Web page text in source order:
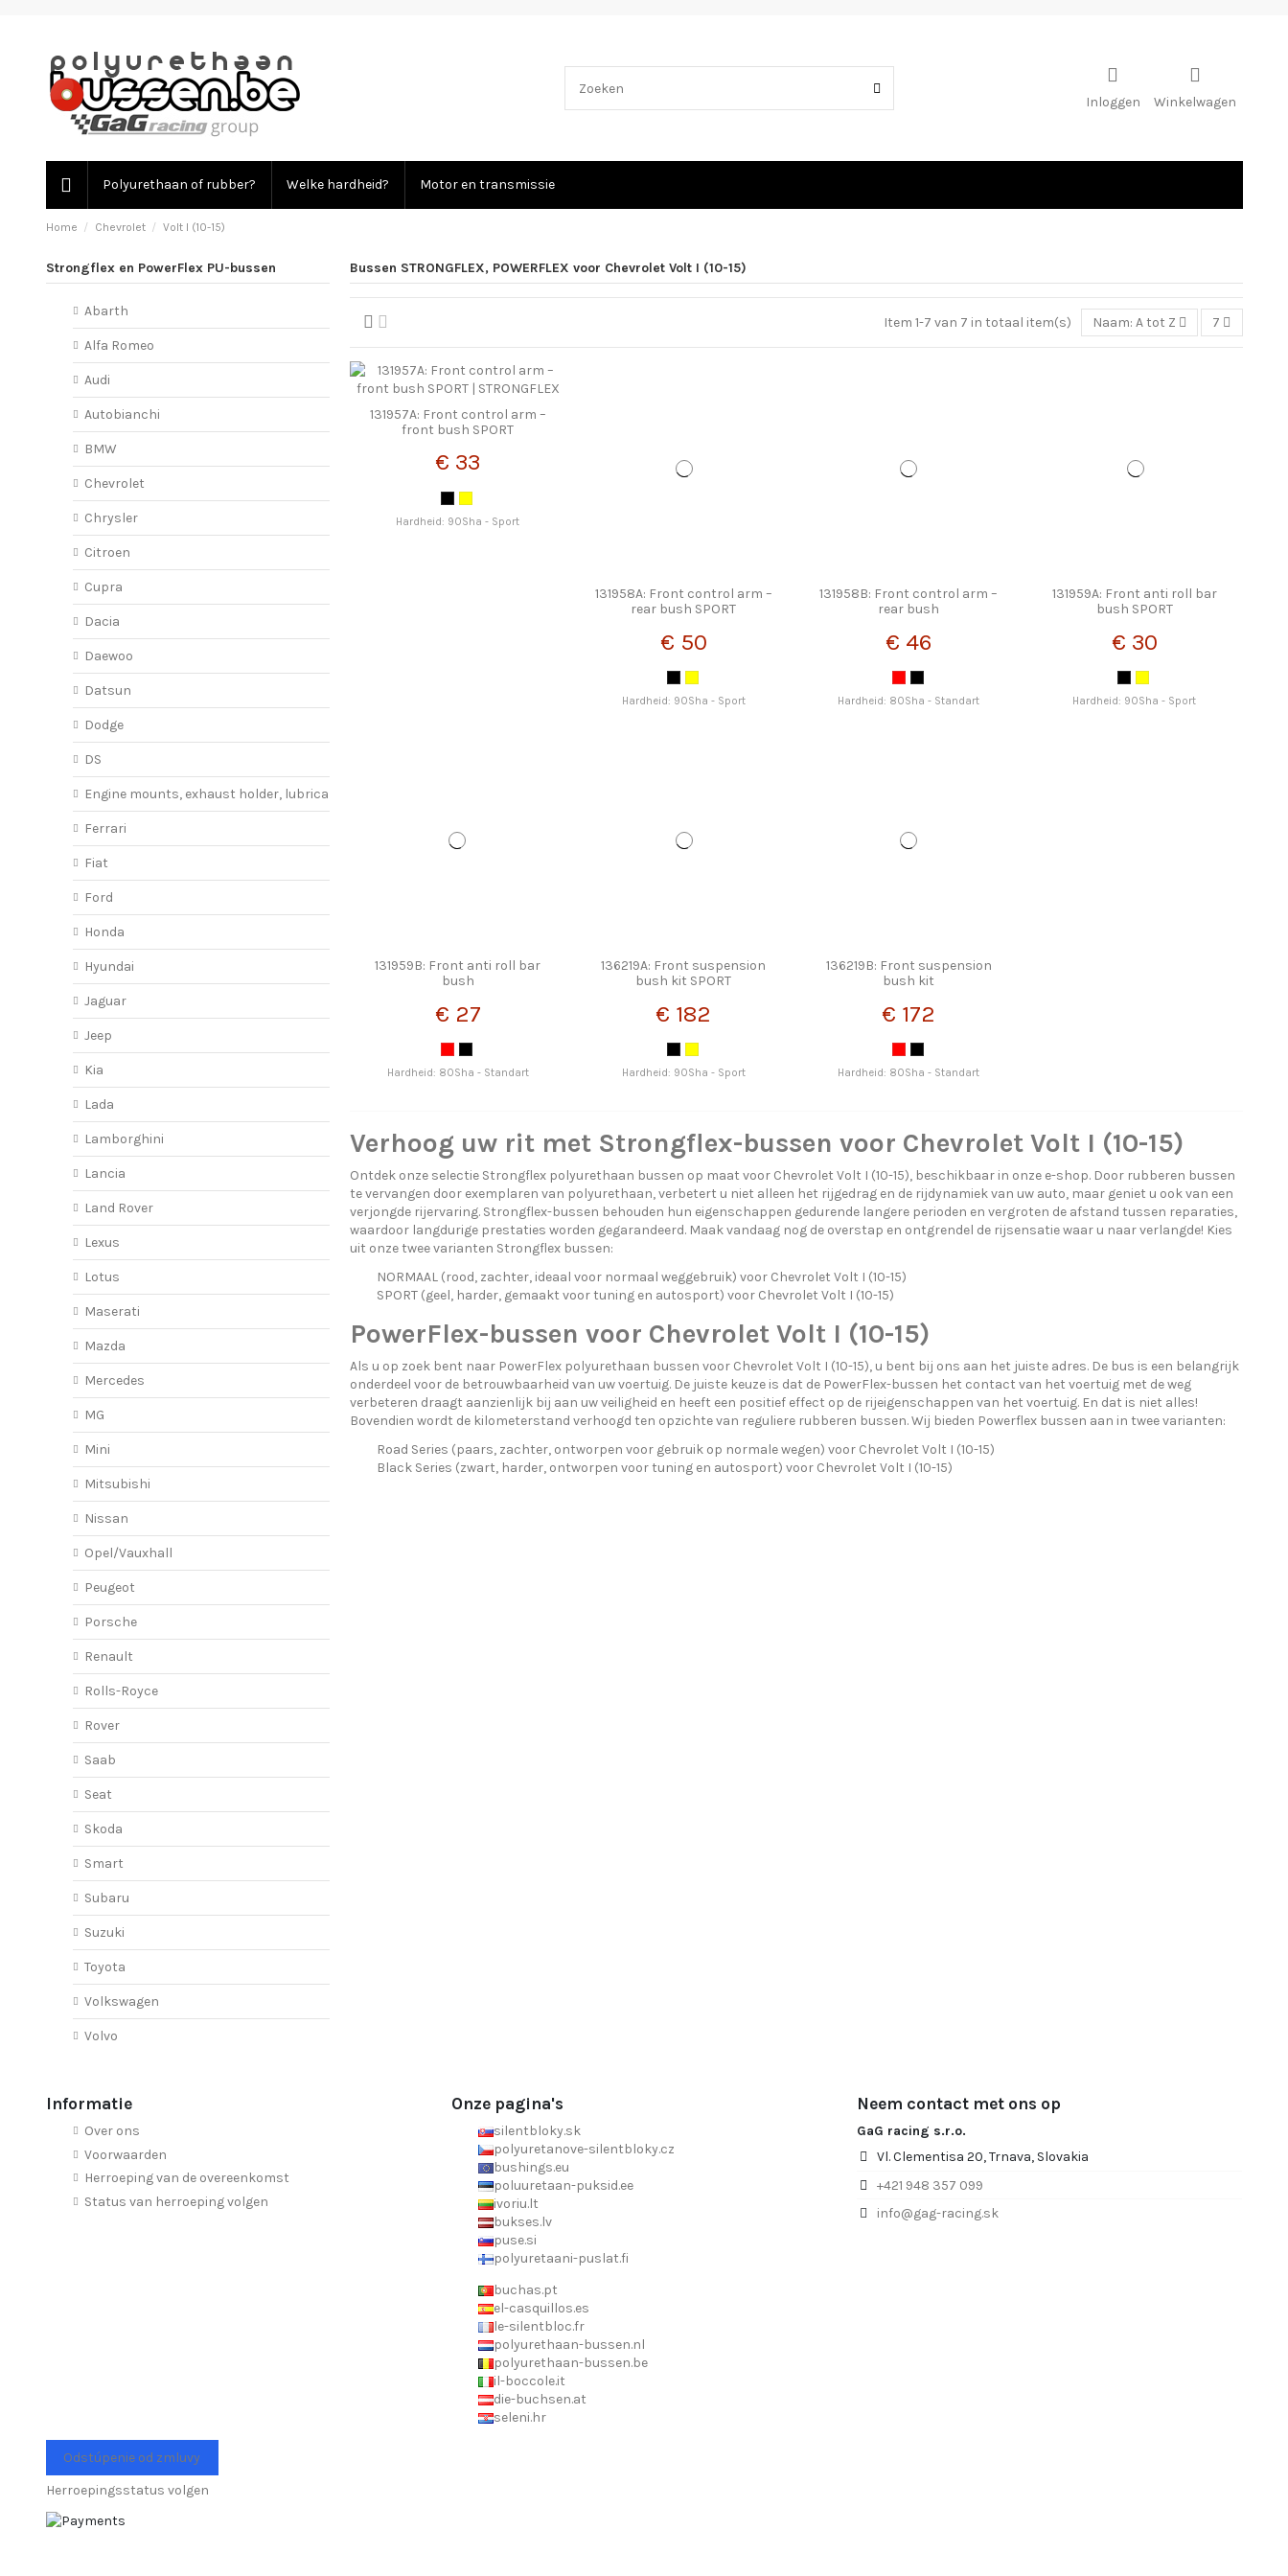
Inloggen Winkelwagen
Polyurethaan of rubber? Welke hardheid? Motor en transmissie
Home Chevrolet Volt I (10-15)
Bussen STRONGFLEX, POWERFLEX voor Chevrolet Volt I (10-15)
Item 1-7 van 7 in totaal item(s) Naam: A tot Z 7
131957A: Front control arm –
front bush SPORT
€ 33
Hardheid: 90Sha - Sport
131958A: Front control arm –
rear bush SPORT
€ 50
Hardheid: 90Sha - Sport
131958B: Front control arm –
rear bush
€ 46
Hardheid: 80Sha - Standart
131959A: Front anti roll bar
bush SPORT
€ 30
Hardheid: 90Sha - Sport
131959B: Front anti roll bar
bush
€ 27
Hardheid: 80Sha - Standart
136219A: Front suspension
bush kit SPORT
€ 182
Hardheid: 90Sha - Sport
136219B: Front suspension
bush kit
€ 172
Hardheid: 80Sha - Standart
Verhoog uw rit met Strongflex-bussen voor Chevrolet Volt I (10-15)
Ontdek onze selectie Strongflex polyurethaan bussen op maat voor Chevrolet Volt I (10-15), beschikbaar in onze e-shop. Door rubberen bussen
te vervangen door exemplaren van polyurethaan, verbetert u niet alleen het rijgedrag en de rijdynamiek van uw auto, maar geniet u ook van een
verjongde rijervaring. Strongflex-bussen behouden hun eigenschappen gedurende langere perioden en vergroten de afstand tussen reparaties,
waardoor langdurige prestaties worden gegarandeerd. Maak vandaag nog de overstap en ontgrendel de rijsensatie waar u naar verlangde! Kies
uit onze twee varianten Strongflex bussen:
NORMAAL (rood, zachter, ideaal voor normaal weggebruik) voor Chevrolet Volt I (10-15)
SPORT (geel, harder, gemaakt voor tuning en autosport) voor Chevrolet Volt I (10-15)
PowerFlex-bussen voor Chevrolet Volt I (10-15)
Als u op zoek bent naar PowerFlex polyurethaan bussen voor Chevrolet Volt I (10-15), u bent bij ons aan het juiste adres. De bus is een belangrijk
onderdeel voor de betrouwbaarheid van uw voertuig. De juiste keuze is dat de PowerFlex-bussen het contact van het voertuig met de weg
verbeteren draagt aanzienlijk bij aan uw veiligheid en heeft een positief effect op de rijeigenschappen van het voertuig. En dat is niet alles!
Bovendien wordt de kilometerstand verhoogd ten opzichte van reguliere rubberen bussen. Wij bieden Powerflex bussen aan in twee varianten:
Road Series (paars, zachter, ontworpen voor gebruik op normale wegen) voor Chevrolet Volt I (10-15)
Black Series (zwart, harder, ontworpen voor tuning en autosport) voor Chevrolet Volt I (10-15)
Strongflex en PowerFlex PU-bussen
Abarth
Alfa Romeo
Audi
Autobianchi
BMW
Chevrolet
Chrysler
Citroen
Cupra
Dacia
Daewoo
Datsun
Dodge
DS
Engine mounts, exhaust holder, lubricant
Ferrari
Fiat
Ford
Honda
Hyundai
Jaguar
Jeep
Kia
Lada
Lamborghini
Lancia
Land Rover
Lexus
Lotus
Maserati
Mazda
Mercedes
MG
Mini
Mitsubishi
Nissan
Opel/Vauxhall
Peugeot
Porsche
Renault
Rolls-Royce
Rover
Saab
Seat
Skoda
Smart
Subaru
Suzuki
Toyota
Volkswagen
Volvo
Informatie
Over ons
Voorwaarden
Herroeping van de overeenkomst
Status van herroeping volgen
Onze pagina's
silentbloky.sk
polyuretanove-silentbloky.cz
bushings.eu
poluuretaan-puksid.ee
ivoriu.lt
bukses.lv
puse.si
polyuretaani-puslat.fi
buchas.pt
el-casquillos.es
le-silentbloc.fr
polyurethaan-bussen.nl
polyurethaan-bussen.be
il-boccole.it
die-buchsen.at
seleni.hr
Neem contact met ons op
GaG racing s.r.o.
Vl. Clementisa 20, Trnava, Slovakia
+421 948 357 099
info@gag-racing.sk
Odstúpenie od zmluvy
Herroepingsstatus volgen